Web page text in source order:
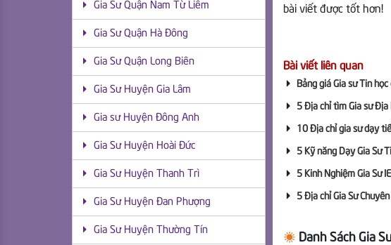
bài viết được tốt hơn!
Bài viết liên quan
Bảng giá Gia sư Tin
5 Địa chỉ tìm Gia sư
10 Địa chỉ gia sư dạy
5 Kỹ năng Dạy Gia Sư
5 Kinh Nghiệm Gia Sư
5 Địa chỉ Gia Sư
Danh Sách Gia
Gia Sư Quận Nam Từ Liêm
Gia Sư Quận Hà Đông
Gia Sư Quận Long Biên
Gia Sư Huyện Gia Lâm
Gia sư Huyện Đông Anh
Gia Sư Huyện Hoài Đức
Gia Sư Huyện Thanh Trì
Gia Sư Huyện Đan Phượng
Gia Sư Huyện Thường Tín